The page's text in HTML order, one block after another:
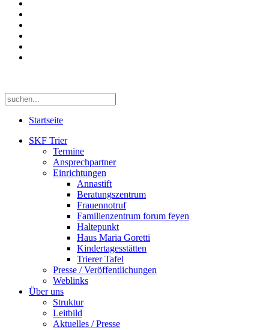
Startseite
SKF Trier
Termine
Ansprechpartner
Einrichtungen
Annastift
Beratungszentrum
Frauennotruf
Familienzentrum forum feyen
Haltepunkt
Haus Maria Goretti
Kindertagesstätten
Trierer Tafel
Presse / Veröffentlichungen
Weblinks
Über uns
Struktur
Leitbild
Aktuelles / Presse